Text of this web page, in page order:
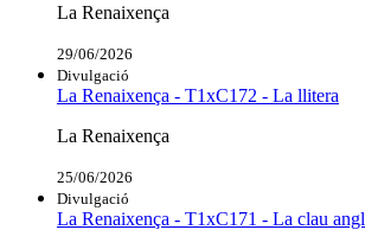
La Renaixença
29/06/2026
Divulgació
La Renaixença - T1xC172 - La llitera
La Renaixença
25/06/2026
Divulgació
La Renaixença - T1xC171 - La clau